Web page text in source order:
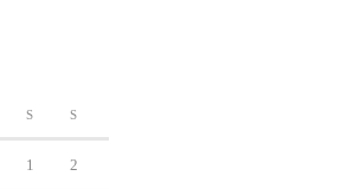
S S
1 2